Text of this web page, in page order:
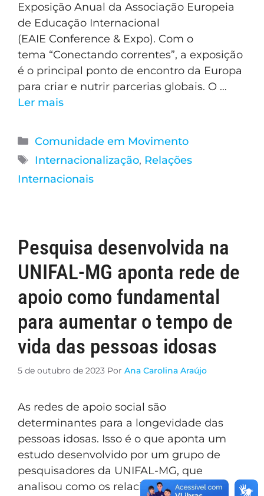
Exposição Anual da Associação Europeia
de Educação Internacional
(EAIE Conference & Expo). Com o
tema “Conectando correntes”, a exposição
é o principal ponto de encontro da Europa
para criar e nutrir parcerias globais. O …
Ler mais
Comunidade em Movimento
Internacionalização, Relações
Internacionais
Pesquisa desenvolvida na
UNIFAL-MG aponta rede de
apoio como fundamental
para aumentar o tempo de
vida das pessoas idosas
5 de outubro de 2023 Por Ana Carolina Araújo
As redes de apoio social são
determinantes para a longevidade das
pessoas idosas. Isso é o que aponta um
estudo desenvolvido por um grupo de
pesquisadores da UNIFAL-MG, que
analisou como os relacionamentos